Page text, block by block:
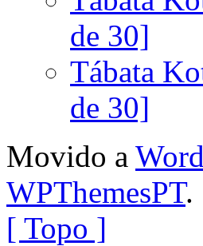
de 30]
Tábata
de 30]
Movido a
WPThemesPT.
[ Topo ]